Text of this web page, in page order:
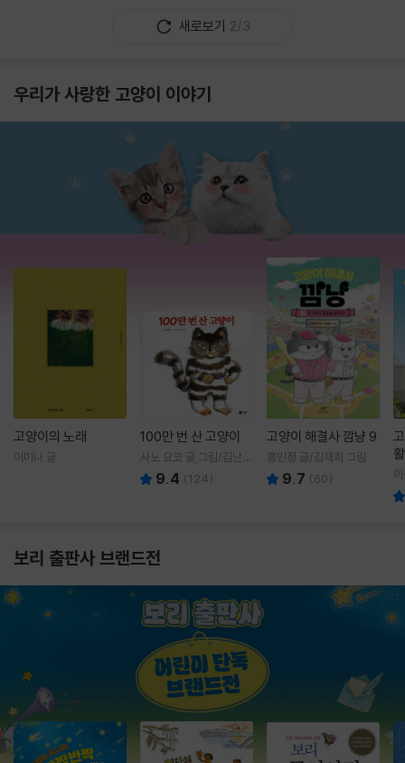
새로보기 2/3
우리가 사랑한 고양이 이야기
고양이의 노래
이미나 글
100만 번 산 고양이
사노 요코 글,그림/김난주
역 9.4 (124)
고양이 해결사 깜냥 9
홍민정 글/김재희 그림
9.7 (60)
보리 출판사 브랜드전